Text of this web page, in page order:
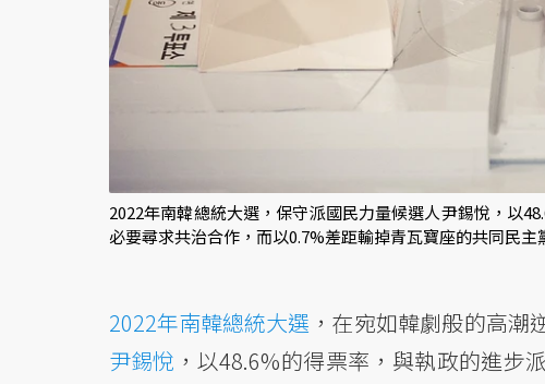
2022年南韓總統大選，保守派國民力量候選人尹錫悅，以
必要尋求共治合作，而以0.7%差距輸掉青瓦寶座的共同民
2022年南韓總統大選 ，在宛如韓劇般的高
尹錫悅 ，以48.6%的得票率，與執政的進步